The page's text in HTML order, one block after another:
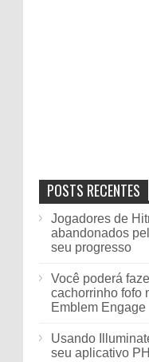
POSTS RECENTES
Jogadores de
abandonados
seu progresso
Você poderá
cachorrinho fofo
Emblem Engage
Usando
seu aplicativo